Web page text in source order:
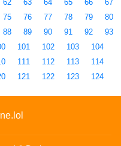
62 63 64 65 66
67
75 76 77 78 79
80
88 89 90 91 92
93
101 102 103
104
111 112 113
114
121 122 123 124